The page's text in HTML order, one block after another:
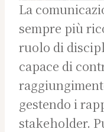
La
sempre più
ruolo di
capace di
gestendo i
stakeholder.